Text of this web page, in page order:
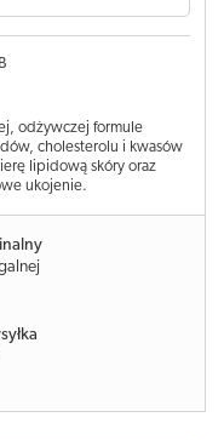
odżywczej formule
cholesterolu i kwasów
lipidową skóry oraz
ukojenie.